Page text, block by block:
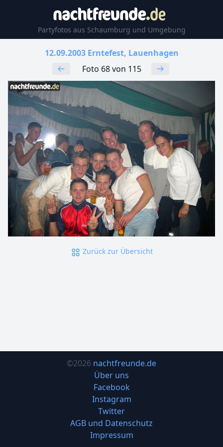
Partyfotos aus Schaumburg und Umgebung
12.09.2003 Erntefest, Lauenhagen
Foto 68 von 115
Zurück zur Übersicht
©2026 nachtfreunde.de
Über uns
Facebook
Instagram
Twitter
AGB und Datenschutz
Impressum